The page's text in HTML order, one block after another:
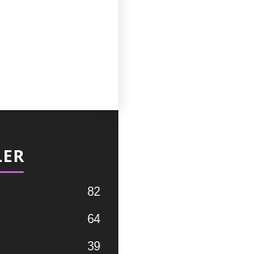
82
64
39